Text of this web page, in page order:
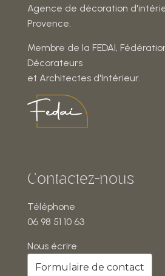
Agence de décoration
Provence.
Membre de la FEDAI,
Décorateurs
et Architectes d'Intérieur.
Contactez-nous
Téléphone
06 98 51 10 63
Nous écrire
Formulaire de contact